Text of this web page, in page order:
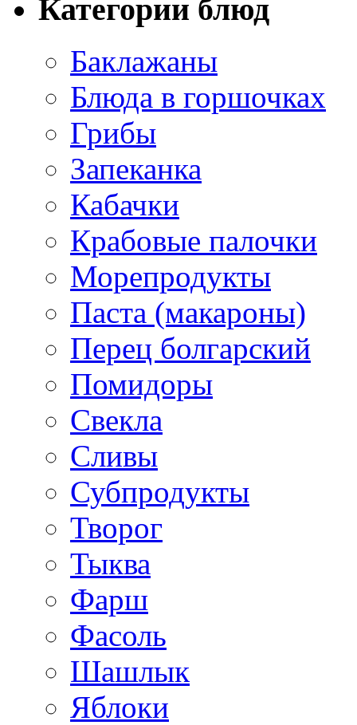
Категории блюд
Баклажаны
Блюда в горшочках
Грибы
Запеканка
Кабачки
Крабовые палочки
Морепродукты
Паста (макароны)
Перец болгарский
Помидоры
Свекла
Сливы
Субпродукты
Творог
Тыква
Фарш
Фасоль
Шашлык
Яблоки